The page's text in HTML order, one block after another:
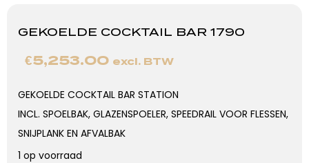
GEKOELDE COCKTAIL BAR 1790
€5,253.00 excl. BTW
GEKOELDE COCKTAIL BAR STATION
INCL. SPOELBAK, GLAZENSPOELER, SPEEDRAIL VOOR FLESSEN,
SNIJPLANK EN AFVALBAK
1 op voorraad